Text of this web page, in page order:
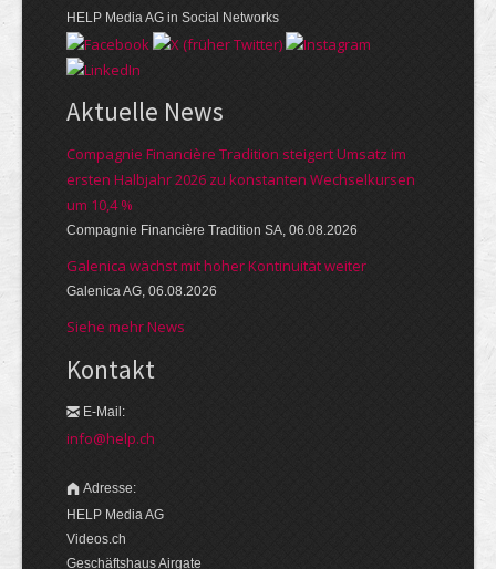
HELP Media AG in Social Networks
Aktuelle News
Compagnie Financière Tradition steigert Umsatz im
ersten Halbjahr 2026 zu konstanten Wechselkursen
um 10,4 %
Compagnie Financière Tradition SA, 06.08.2026
Galenica wächst mit hoher Kontinuität weiter
Galenica AG, 06.08.2026
Siehe mehr News
Kontakt
E-Mail:
info@help.ch
Adresse:
HELP Media AG
Videos.ch
Geschäftshaus Airgate